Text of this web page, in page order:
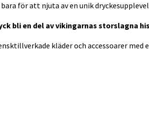
för att njuta av en unik
bli en del av vikingarnas storslagna
kläder och accessoarer med